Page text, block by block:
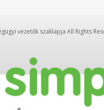
vezetők szaklapja All Rights